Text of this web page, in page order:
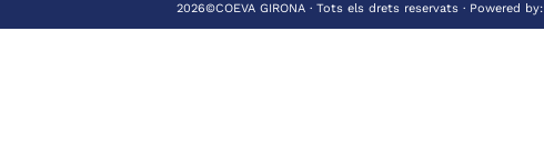
2026©COEVA GIRONA · Tots els drets reservats · Powered by: